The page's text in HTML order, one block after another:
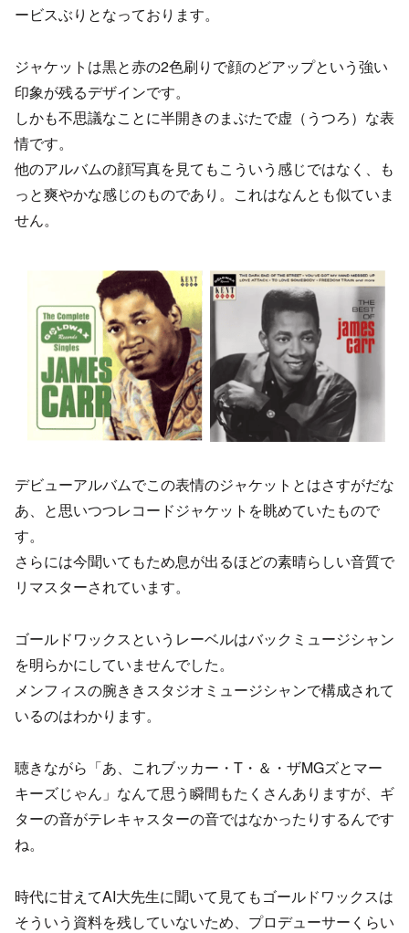
ービスぶりとなっております。
ジャケットは黒と赤の2色刷りで顔のどアップという強い
印象が残るデザインです。
しかも不思議なことに半開きのまぶたで虚（うつろ）な表
情です。
他のアルバムの顔写真を見てもこういう感じではなく、も
っと爽やかな感じのものであり。これはなんとも似ていま
せん。
デビューアルバムでこの表情のジャケットとはさすがだな
あ、と思いつつレコードジャケットを眺めていたもので
す。
さらには今聞いてもため息が出るほどの素晴らしい音質で
リマスターされています。
ゴールドワックスというレーベルはバックミュージシャン
を明らかにしていませんでした。
メンフィスの腕ききスタジオミュージシャンで構成されて
いるのはわかります。
聴きながら「あ、これブッカー・T・＆・ザMGズとマー
キーズじゃん」なんて思う瞬間もたくさんありますが、ギ
ターの音がテレキャスターの音ではなかったりするんです
ね。
時代に甘えてAI大先生に聞いて見てもゴールドワックスは
そういう資料を残していないため、プロデューサーくらい